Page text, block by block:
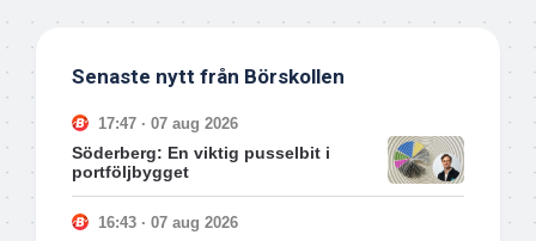
Senaste nytt från Börskollen
17:47 · 07 aug 2026
Söderberg: En viktig pusselbit i
portföljbygget
16:43 · 07 aug 2026